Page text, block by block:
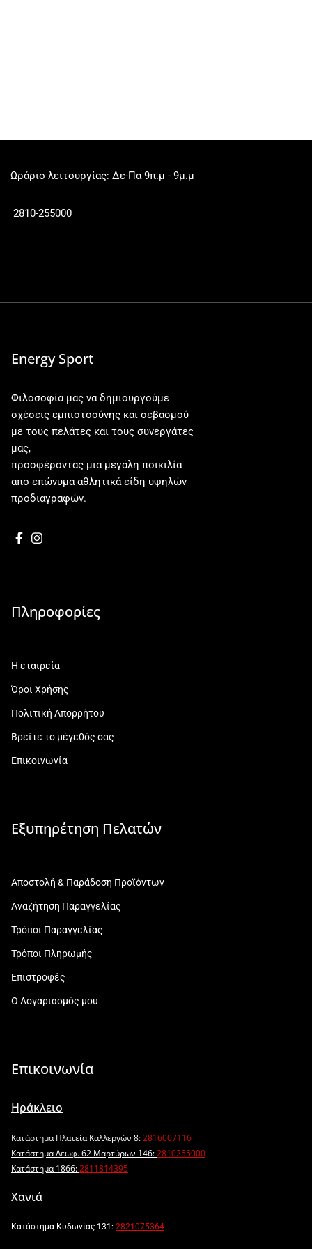
Ωράριο λειτουργίας: Δε-Πα 9π.μ - 9μ.μ
2810-255000
Energy Sport
Φιλοσοφία μας να δημιουργούμε
σχέσεις εμπιστοσύνης και σεβασμού
με τους πελάτες και τους συνεργάτες
μας,
προσφέροντας μια μεγάλη ποικιλία
απο επώνυμα αθλητικά είδη υψηλών
προδιαγραφών.
Πληροφορίες
Η εταιρεία
Όροι Χρήσης
Πολιτική Απορρήτου
Βρείτε το μέγεθός σας
Επικοινωνία
Εξυπηρέτηση Πελατών
Αποστολή & Παράδοση Προϊόντων
Αναζήτηση Παραγγελίας
Τρόποι Παραγγελίας
Τρόποι Πληρωμής
Επιστροφές
Ο Λογαριασμός μου
Επικοινωνία
Ηράκλειο
Κατάστημα Πλατεία Καλλεργών 8:2816007116
Κατάστημα Λεωφ. 62 Μαρτύρων 146:2810255000
Κατάστημα 1866:2811814395
Χανιά
Κατάστημα Κυδωνίας 131: 2821075364